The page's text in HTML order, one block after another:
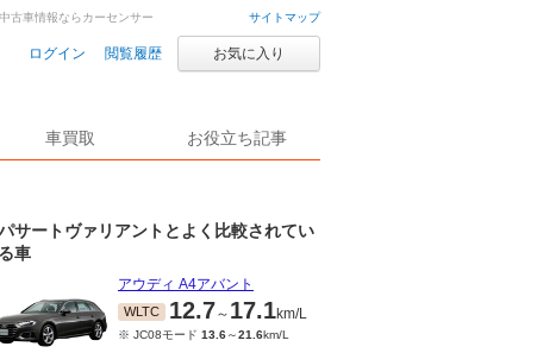
サイトマップ
ログイン 閲覧履歴 お気に入り
車買取 お役立ち記事
古車情報ならカーセンサー
サートヴァリアントとよく比較されてい
る車
アウディ A4アバント
WLTC 12.7～ 17.1km/L
※ JC08モード 13.6～21.6km/L